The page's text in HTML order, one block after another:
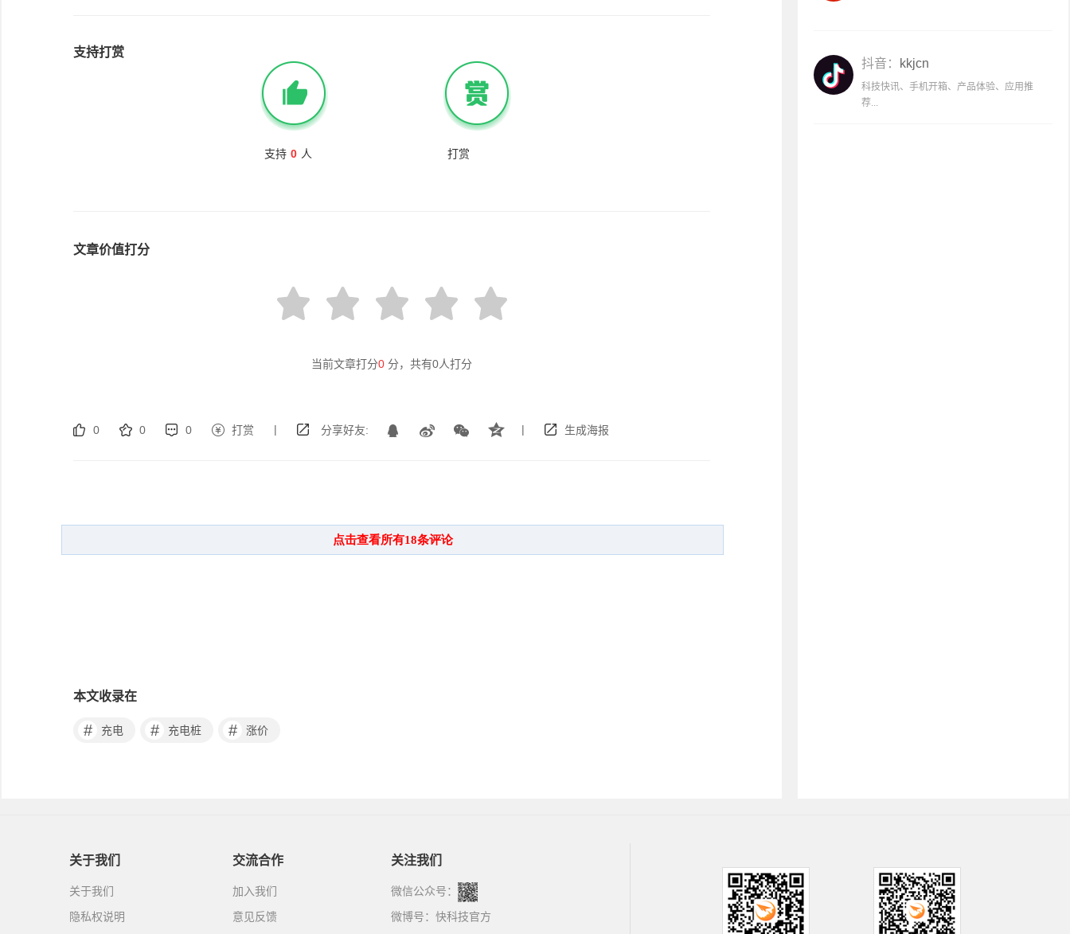
支持打赏
支持 0 人 打赏
文章价值打分
当前文章打分0 分，共有0人打分
0 0 0 打赏 | 分享好友: | 生成海报
本文收录在
# 充电 # 充电桩 # 涨价
抖音： kkjcn
科技快讯、手机开箱、产品体验、应用推
荐...
关于我们
关于我们
隐私权说明
交流合作
加入我们
意见反馈
关注我们
微信公众号：
微博号： 快科技官方